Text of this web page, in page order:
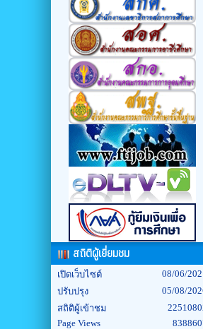
สถิติผู้เยี่ยมชม
เปิดเว็บไซต์
08/06/
ปรับปรุง
05/08/
สถิติผู้เข้าชม
Page Views